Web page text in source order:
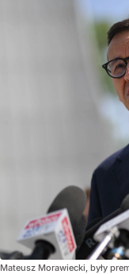
Mateusz Morawiecki, były